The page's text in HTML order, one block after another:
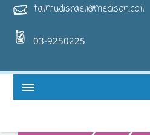
talmudisraeli@medison.co.il
03-9250225